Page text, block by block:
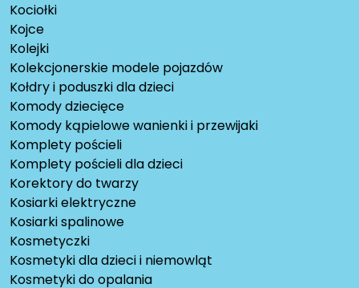
Kociołki
Kojce
Kolejki
Kolekcjonerskie modele pojazdów
Kołdry i poduszki dla dzieci
Komody dziecięce
Komody kąpielowe wanienki i przewijaki
Komplety pościeli
Komplety pościeli dla dzieci
Korektory do twarzy
Kosiarki elektryczne
Kosiarki spalinowe
Kosmetyczki
Kosmetyki dla dzieci i niemowląt
Kosmetyki do opalania